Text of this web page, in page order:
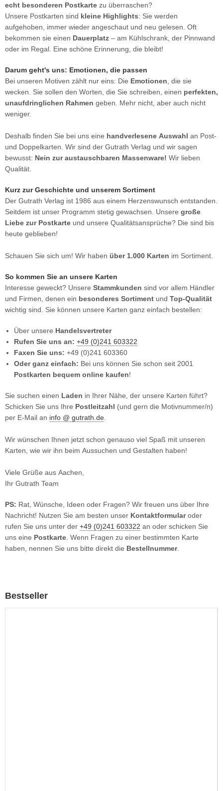
echt besonderen Postkarte zu überraschen?
Unsere Postkarten sind kleine Highlights: Sie werden
aufgehoben, immer wieder angeschaut und neu gelesen. Oft
bekommen sie einen Dauerplatz – am Kühlschrank, der Pinnwand
oder im Regal. Eine schöne Erinnerung, die bleibt!
Darum geht's uns: Emotionen, die passen
Bei unseren Motiven zählt nur eins: Die Emotionen , die sie
wecken. Sie sollen den Worten, die Sie schreiben, einen perfekten,
unaufdringlichen Rahmen geben. Mehr nicht, aber auch nicht
weniger.
Deshalb finden Sie bei uns eine handverlesene Auswahl an Post-
und Doppelkarten. Wir sind der Gutrath Verlag und wir sagen
bewusst: Nein zur austauschbaren Massenware! Wir lieben
Qualität.
Kurz zur Geschichte und unserem Sortiment
Der Gutrath Verlag ist 1986 aus einem Herzenswunsch entstanden.
Seitdem ist unser Programm stetig gewachsen. Unsere große
Liebe zur Postkarte und unsere Qualitätsansprüche? Die sind bis
heute geblieben!
Schauen Sie sich um! Wir haben über 1.000 Karten im Sortiment.
So kommen Sie an unsere Karten
Interesse geweckt? Unsere Stammkunden sind vor allem Händler
und Firmen, denen ein besonderes Sortiment und Top-Qualität
wichtig sind. Sie können unsere Karten ganz einfach bestellen:
Über unsere Handelsvertreter
Rufen Sie uns an: +49 (0)241 603322
Faxen Sie uns: +49 (0)241 603360
Oder ganz einfach: Bei uns können Sie schon seit 2001
Postkarten bequem online kaufen!
Sie suchen einen Laden in Ihrer Nähe, der unsere Karten führt?
Schicken Sie uns Ihre Postleitzahl (und gern die Motivnummer/n)
per E-Mail an info @ gutrath.de
Wir wünschen Ihnen jetzt schon genauso viel Spaß mit unseren
Karten, wie wir ihn beim Aussuchen und Gestalten haben!
Viele Grüße aus Aachen,
Ihr Gutrath Team
PS: Rat, Wünsche, Ideen oder Fragen? Wir freuen uns über Ihre
Nachricht! Nutzen Sie am besten unser Kontaktformularoder
rufen Sie uns unter der +49 (0)241 603322 an oder schicken Sie
uns eine Postkarte . Wenn Fragen zu einer bestimmten Karte
haben, nennen Sie uns bitte direkt die Bestellnummer.
Bestseller